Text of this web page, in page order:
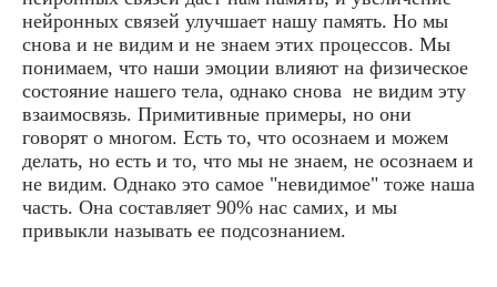
нейронных связей улучшает нашу память. Но мы
снова и не видим и не знаем этих процессов. Мы
понимаем, что наши эмоции влияют на физическое
состояние нашего тела, однако снова не видим эту
взаимосвязь. Примитивные примеры, но они
говорят о многом. Есть то, что осознаем и можем
делать, но есть и то, что мы не знаем, не осознаем и
не видим. Однако это самое "невидимое" тоже наша
часть. Она составляет 90% нас самих, и мы
привыкли называть ее подсознанием.